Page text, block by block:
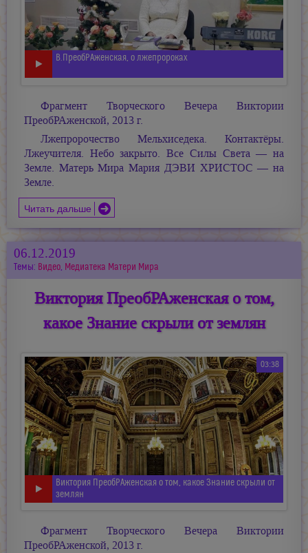
В.ПреобРАженская, о лжепророках
Фрагмент Творческого Вечера Виктории
ПреобРАженской, 2013 г.
Лжепророчество Мельхиседека. Контактёры.
Лжеучителя. Небо закрыто. Все Силы Света — на
Земле. Матерь МираМария ДЭВИ ХРИСТОС — на
Земле.
Читать дальше
06.12.2019
Темы: Видео, Медиатека Матери Мира
Виктория ПреобРАженская о том,
какое Знание скрыли от землян
03:38
Виктория ПреобРАженская о том, какое Знание скрыли от
землян
Фрагмент Творческого Вечера Виктории
ПреобРАженской, 2013 г.